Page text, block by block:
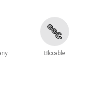
Blocable